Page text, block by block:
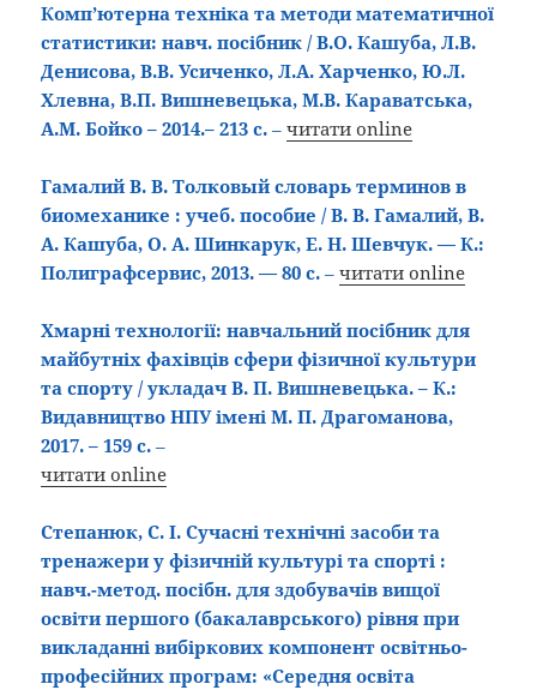
Комп’ютерна техніка та методи математичної
статистики: навч. посібник / В.О. Кашуба, Л.В.
Денисова, В.В. Усиченко, Л.А. Харченко, Ю.Л.
Хлевна, В.П. Вишневецька, М.В. Караватська,
А.М. Бойко – 2014.– 213 с. –читати online
Гамалий В. В. Толковый словарь терминов в
биомеханике : учеб. пособие / В. В. Гамалий, В.
А. Кашуба, О. А. Шинкарук, Е. Н. Шевчук. — К.:
Полиграфсервис, 2013. — 80 с. –читати online
Хмарні технології: навчальний посібник для
майбутніх фахівців сфери фізичної культури
та спорту / укладач В. П. Вишневецька. – К.:
Видавництво НПУ імені М. П. Драгоманова,
2017. – 159 с. –
читати online
Степанюк, С. І. Сучасні технічні засоби та
тренажери у фізичній культурі та спорті :
навч.-метод. посібн. для здобувачів вищої
освіти першого (бакалаврського) рівня при
викладанні вибіркових компонент освітньо-
професійних програм: «Середня освіта